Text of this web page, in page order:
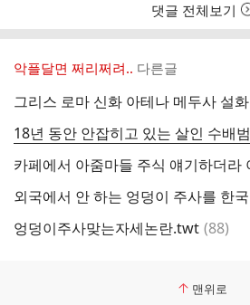
댓글 전체보기
악플달면 쩌리쩌려.. 다른글
18년 동안 안잡히고 있는 살인 수배범
엉덩이주사맞는자세논란.twt 댓
(88)
맨위로